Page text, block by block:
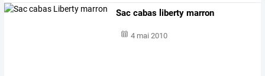
Sac cabas liberty marron
4 mai 2010